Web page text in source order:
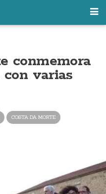
conmemora
con varias
COSTA DA MORTE